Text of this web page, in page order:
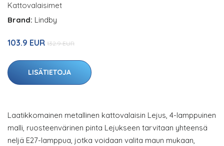
Kattovalaisimet
Brand: Lindby
103.9 EUR 132.9 EUR
LISÄTIETOJA
Laatikkomainen metallinen kattovalaisin Lejus, 4-lamppuinen
malli, ruosteenvärinen pinta Lejukseen tarvitaan yhteensä
neljä E27-lamppua, jotka voidaan valita maun mukaan,